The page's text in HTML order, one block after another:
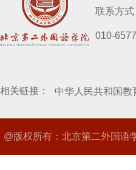
联系方
010-
相关链接： 中华人民共和国教
@版权所有：北京第二外国语